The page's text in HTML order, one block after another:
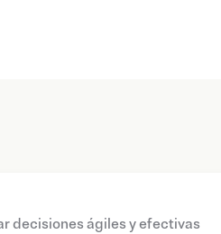
decisiones ágiles y efectivas